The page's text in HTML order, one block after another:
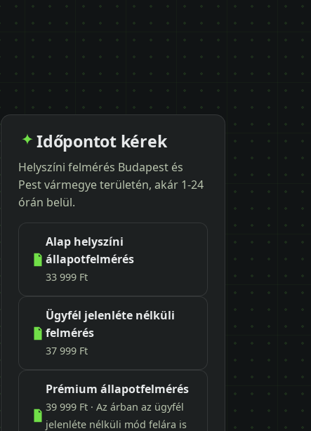
Időpontot kérek
Helyszíni felmérés Budapest és
Pest vármegye területén, akár 1-24
órán belül.
Alap helyszíni
állapotfelmérés
33 999 Ft
Ügyfél jelenléte nélküli
felmérés
37 999 Ft
Prémium állapotfelmérés
39 999 Ft · Az árban az ügyfél
jelenléte nélküli mód felára is